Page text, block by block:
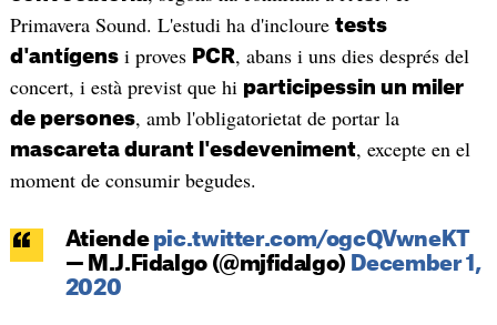
Primavera Sound. L'estudi ha d'incloure tests
d'antígensi proves PCR, abans i uns dies després del
concert, i està previst que hi participessin un miler
de persones, amb l'obligatorietat de portar la
mascareta durant l'esdeveniment, excepte en el
moment de consumir begudes.
Atiende pic.twitter.com/ogcQVwneKT
— M.J.Fidalgo (@mjfidalgo) December 1,
2020